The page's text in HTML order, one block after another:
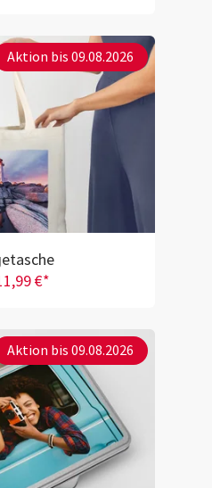
Aktion bis 09.08.2026
€*
Aktion bis 09.08.2026